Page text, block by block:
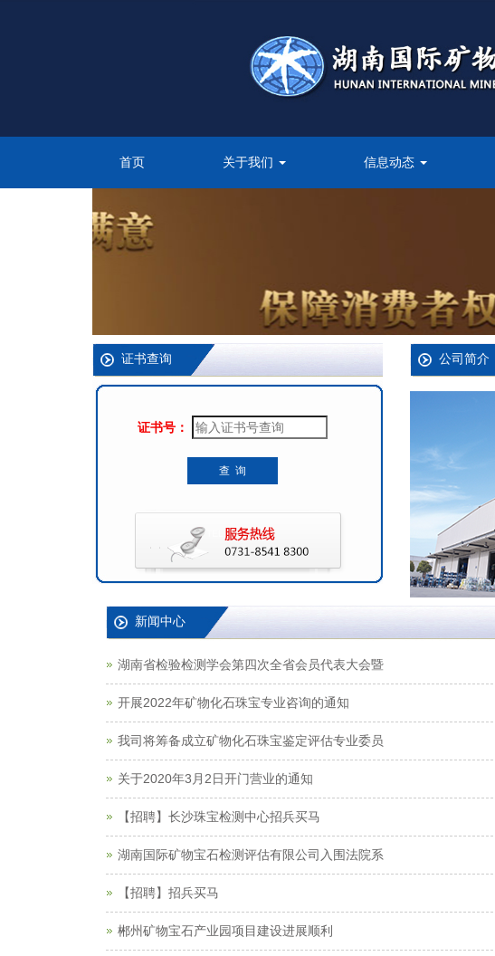
首页 关于我们 信息动态
证书查询
查 询
湖南省检验检测学会第四次全省会员代表大会暨
开展2022年矿物化石珠宝专业咨询的通知
我司将筹备成立矿物化石珠宝鉴定评估专业委员
【招聘】长沙珠宝检测中心招兵买马
湖南国际矿物宝石检测评估有限公司入围法院系
【招聘】招兵买马
郴州矿物宝石产业园项目建设进展顺利